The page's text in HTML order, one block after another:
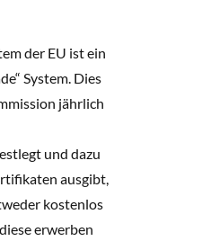
der EU ist ein
System. Dies
jährlich
und dazu
ausgibt,
kostenlos
erwerben